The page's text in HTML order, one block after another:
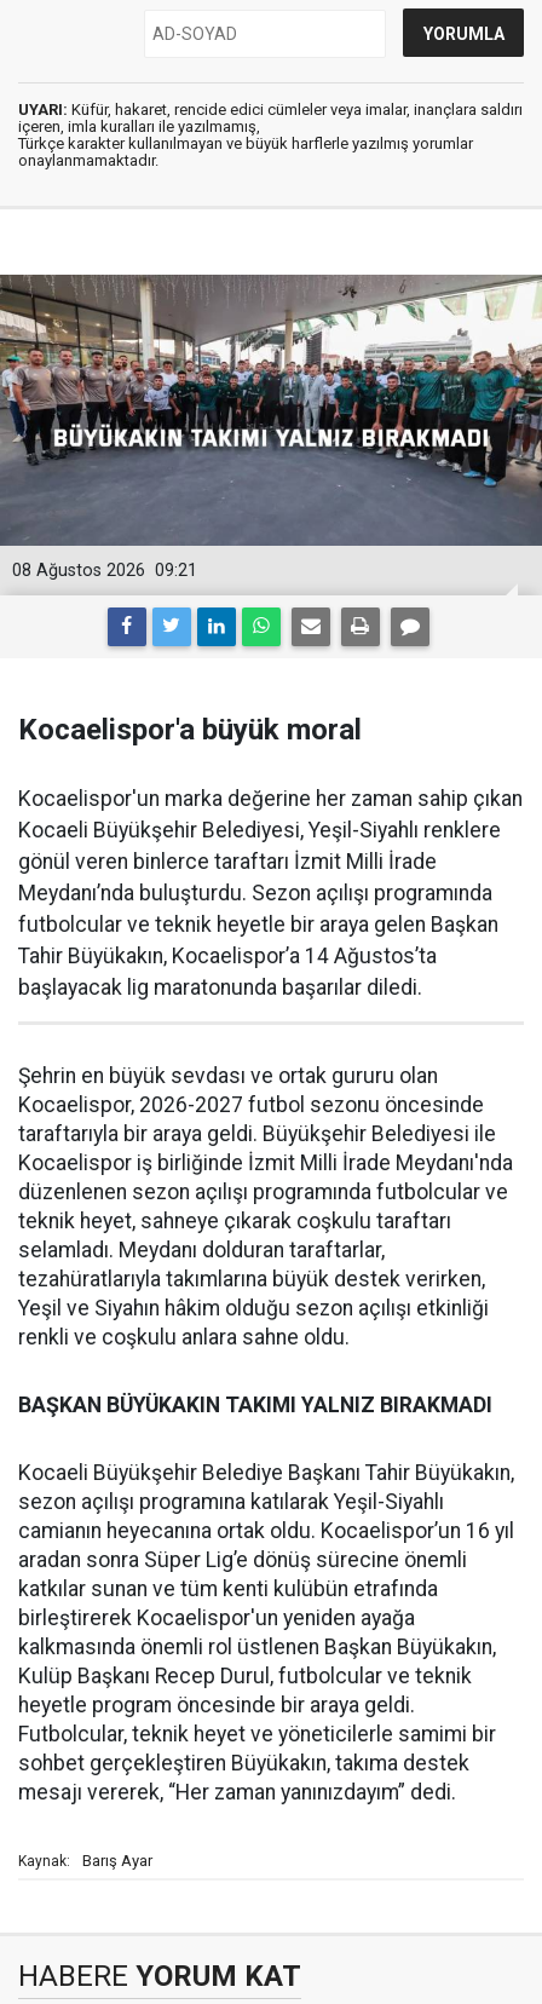
UYARI: Küfür, hakaret, rencide edici cümleler veya imalar, inançlara saldırı
içeren, imla kuralları ile yazılmamış,
Türkçe karakter kullanılmayan ve büyük harflerle yazılmış yorumlar
onaylanmamaktadır.
09:21
08 Ağustos 2026
Kocaelispor'a büyük moral
Kocaelispor'un marka değerine her zaman sahip çıkan
Kocaeli Büyükşehir Belediyesi, Yeşil-Siyahlı renklere
gönül veren binlerce taraftarı İzmit Milli İrade
Meydanı’nda buluşturdu. Sezon açılışı programında
futbolcular ve teknik heyetle bir araya gelen Başkan
Tahir Büyükakın, Kocaelispor’a 14 Ağustos’ta
başlayacak lig maratonunda başarılar diledi.
Şehrin en büyük sevdası ve ortak gururu olan
Kocaelispor, 2026-2027 futbol sezonu öncesinde
taraftarıyla bir araya geldi. Büyükşehir Belediyesi ile
Kocaelispor iş birliğinde İzmit Milli İrade Meydanı'nda
düzenlenen sezon açılışı programında futbolcular ve
teknik heyet, sahneye çıkarak coşkulu taraftarı
selamladı. Meydanı dolduran taraftarlar,
tezahüratlarıyla takımlarına büyük destek verirken,
Yeşil ve Siyahın hâkim olduğu sezon açılışı etkinliği
renkli ve coşkulu anlara sahne oldu.
BAŞKAN BÜYÜKAKIN TAKIMI YALNIZ BIRAKMADI
Kocaeli Büyükşehir Belediye Başkanı Tahir Büyükakın,
sezon açılışı programına katılarak Yeşil-Siyahlı
camianın heyecanına ortak oldu. Kocaelispor’un 16 yıl
aradan sonra Süper Lig’e dönüş sürecine önemli
katkılar sunan ve tüm kenti kulübün etrafında
birleştirerek Kocaelispor'un yeniden ayağa
kalkmasında önemli rol üstlenen Başkan Büyükakın,
Kulüp Başkanı Recep Durul, futbolcular ve teknik
heyetle program öncesinde bir araya geldi.
Futbolcular, teknik heyet ve yöneticilerle samimi bir
sohbet gerçekleştiren Büyükakın, takıma destek
mesajı vererek, “Her zaman yanınızdayım” dedi.
Kaynak: Barış Ayar
HABERE YORUM KAT